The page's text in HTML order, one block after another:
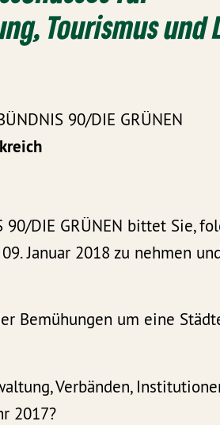
Tourismus und
90/DIE GRÜNEN
DIE GRÜNEN bittet Sie,
Januar 2018 zu nehmen
Bemühungen um eine
Verbänden,
2017?